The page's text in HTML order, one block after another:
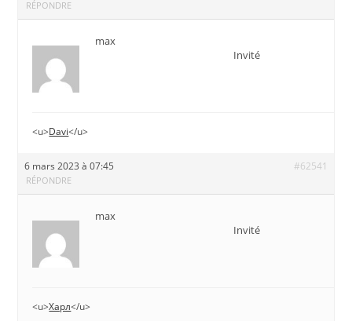
RÉPONDRE
max
Invité
<u>Davi</u>
6 mars 2023 à 07:45 #62541
RÉPONDRE
max
Invité
<u>Харл</u>